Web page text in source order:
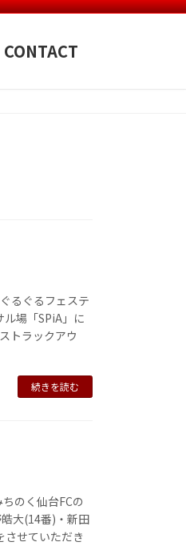
CONTACT
るぐるフェステ
場「SPiA」に
トラックアウ
続きを読む
のく仙台FCの
大(14番)・新田
させていただき